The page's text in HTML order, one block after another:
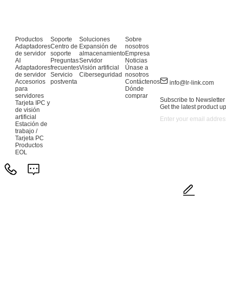
Productos
Adaptadores
de servidor
AI
Adaptadores
de servidor
Accesorios
para
servidores
Tarjeta IPC y
de visión
artificial
Estación de
trabajo /
Tarjeta PC
Productos
EOL
Soporte
Centro de
soporte
Preguntas
frecuentes
Servicio
postventa
Soluciones
Expansión de
almacenamiento
Servidor
Visión artificial
Ciberseguridad
Sobre
nosotros
Empresa
Noticias
Únase a
nosotros
Contáctenos
Dónde
comprar
info@lr-link.com
Subscribe to Newsletter
Get the latest product